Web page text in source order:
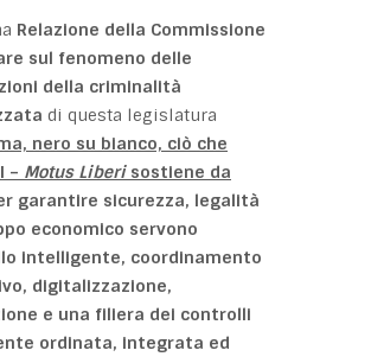
Relazione della Commissione
sul fenomeno delle
della criminalità
di questa legislatura
nero su bianco, ciò che
– Motus Liberisostiene da
garantire sicurezza, legalità
economico servono
intelligente, coordinamento
digitalizzazione,
e una filiera dei controlli
ordinata, integrata ed